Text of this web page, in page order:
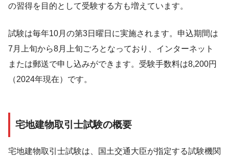
の習得を目的として受験する方も増えています。
試験は毎年10月の第3日曜日に実施されます。申込期間は
7月上旬から8月上旬ごろとなっており、インターネット
または郵送で申し込みができます。受験手数料は8,200円
（2024年現在）です。
宅地建物取引士試験の概要
宅地建物取引士試験は、国土交通大臣が指定する試験機関